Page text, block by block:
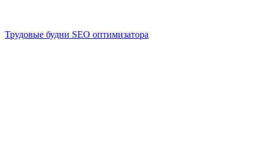
Трудовые будни SEO оптимизатора